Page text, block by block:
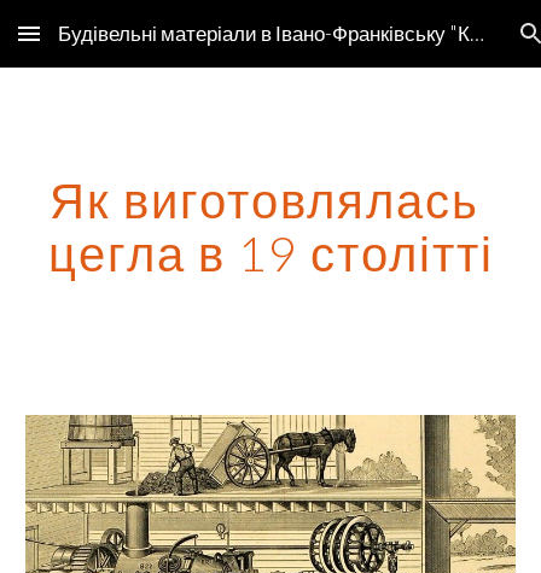
Skip to main content Skip to navigation
Будівельні матеріали в Івано-Франківську "Компанія Буд-Сервіс"
Як виготовлялась
цегла в 19 столітті